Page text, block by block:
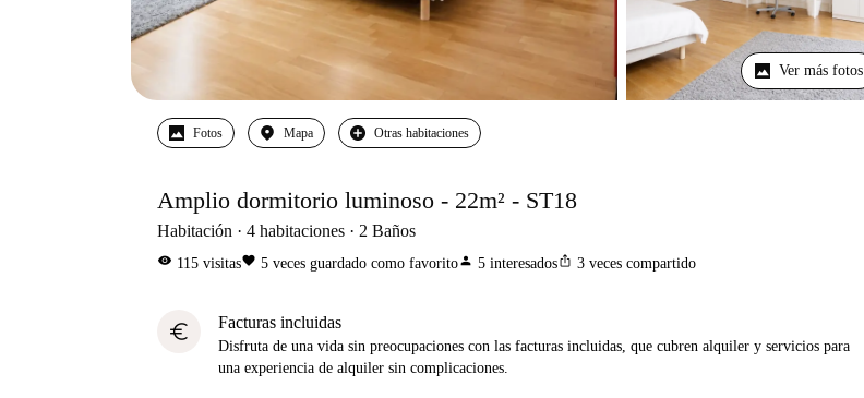
Ver más fotos
Fotos Mapa Otras habitaciones
Amplio dormitorio luminoso - 22m² - ST18
Habitación 4 habitaciones 2 Baños
visibility 115 visitasfavorite 5 veces guardado como favoritoperson 5 interesadosios_share 3 veces compartido
euro Facturas incluidas
Disfruta de una vida sin preocupaciones con las facturas incluidas, que cubren alquiler y servicios para
una experiencia de alquiler sin complicaciones.